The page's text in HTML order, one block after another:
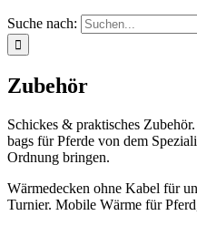
Suche nach:
Zubehör
Schickes & praktisches
bags für Pferde von dem
Ordnung bringen.
Wärmedecken ohne Kabel für
Turnier. Mobile Wärme für